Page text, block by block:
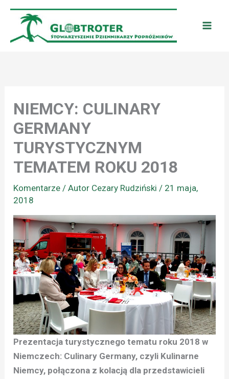
Przejdź
treści
NIEMCY: CULINARY
GERMANY
TURYSTYCZNYM
TEMATEM ROKU 2018
Komentarze / Autor Cezary Rudziński/ 21 maja,
2018
Prezentacja turystycznego tematu roku 2018 w
Niemczech: Culinary Germany, czyli Kulinarne
Niemcy, połączona z kolacją dla przedstawicieli